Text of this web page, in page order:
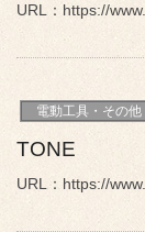
URL：https://
電動工具・その他
TONE
URL：https://